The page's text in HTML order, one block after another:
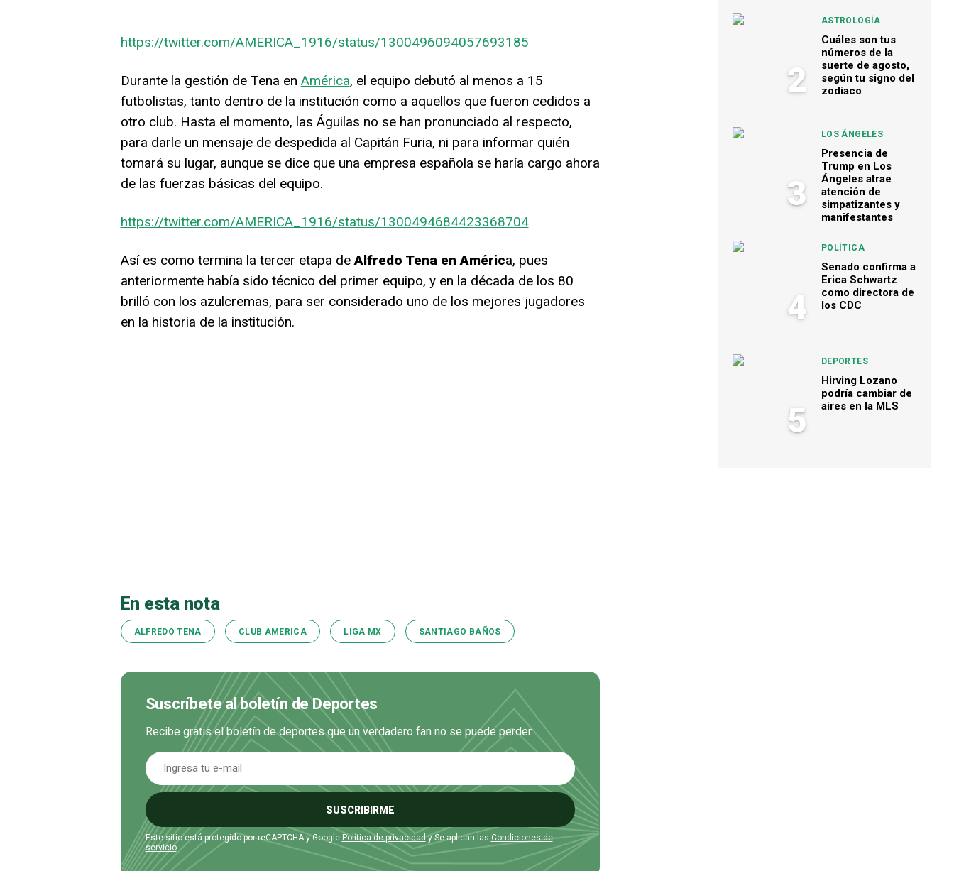
https://twitter.com/AMERICA_1916/status/1300496094057693185
Durante la gestión de Tena en América, el equipo debutó al menos a 15
futbolistas, tanto dentro de la institución como a aquellos que fueron cedidos a
otro club. Hasta el momento, las Águilas no se han pronunciado al respecto,
para darle un mensaje de despedida al Capitán Furia, ni para informar quién
tomará su lugar, aunque se dice que una empresa española se haría cargo ahora
de las fuerzas básicas del equipo.
https://twitter.com/AMERICA_1916/status/1300494684423368704
Así es como termina la tercer etapa deAlfredo Tena en América, pues
anteriormente había sido técnico del primer equipo, y en la década de los 80
brilló con los azulcremas, para ser considerado uno de los mejores jugadores
en la historia de la institución.
En esta nota
ALFREDO TENA CLUB AMERICA LIGA MX SANTIAGO BAÑOS
Suscríbete al boletín de Deportes
Recibe gratis el boletín de deportes que un verdadero fan no se puede perder
SUSCRIBIRME
Este sitio está protegido por reCAPTCHA y Google Política de privacidady Se aplican las Condiciones de
servicio.
2
ASTROLOGÍA
Cuáles son tus
números de la
suerte de agosto,
según tu signo del
zodiaco
3
LOS ÁNGELES
Presencia de
Trump en Los
Ángeles atrae
atención de
simpatizantes y
manifestantes
4
POLÍTICA
Senado confirma a
Erica Schwartz
como directora de
los CDC
5
DEPORTES
Hirving Lozano
podría cambiar de
aires en la MLS